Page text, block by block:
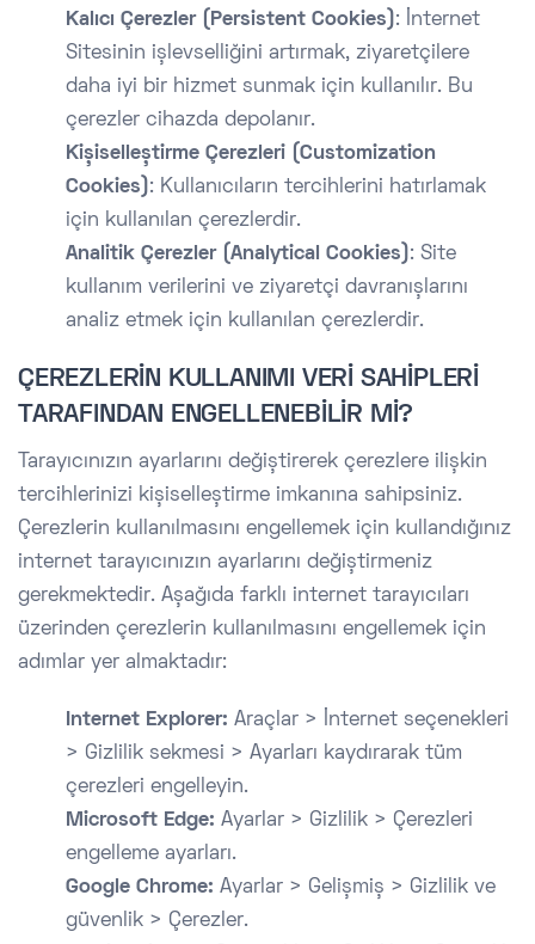
Kalıcı Çerezler (Persistent Cookies) : İnternet
Sitesinin işlevselliğini artırmak, ziyaretçilere
daha iyi bir hizmet sunmak için kullanılır. Bu
çerezler cihazda depolanır.
Kişiselleştirme Çerezleri (Customization
Cookies) : Kullanıcıların tercihlerini hatırlamak
için kullanılan çerezlerdir.
Analitik Çerezler (Analytical Cookies) : Site
kullanım verilerini ve ziyaretçi davranışlarını
analiz etmek için kullanılan çerezlerdir.
ÇEREZLERİN KULLANIMI VERİ SAHİPLERİ
TARAFINDAN ENGELLENEBİLİR Mİ?
Tarayıcınızın ayarlarını değiştirerek çerezlere ilişkin
tercihlerinizi kişiselleştirme imkanına sahipsiniz.
Çerezlerin kullanılmasını engellemek için kullandığınız
internet tarayıcınızın ayarlarını değiştirmeniz
gerekmektedir. Aşağıda farklı internet tarayıcıları
üzerinden çerezlerin kullanılmasını engellemek için
adımlar yer almaktadır:
Internet Explorer: Araçlar > İnternet seçenekleri
> Gizlilik sekmesi > Ayarları kaydırarak tüm
çerezleri engelleyin.
Microsoft Edge: Ayarlar > Gizlilik > Çerezleri
engelleme ayarları.
Google Chrome: Ayarlar > Gelişmiş > Gizlilik ve
güvenlik > Çerezler.